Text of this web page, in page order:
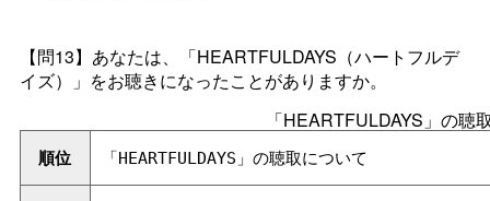
【問13】あなたは、「HEARTFULDAYS（ハートフルデ
イズ）」をお聴きになったことがありますか。
「HEARTFULDAYS」の聴
順位 「HEARTFULDAYS」の聴取について